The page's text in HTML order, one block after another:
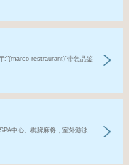
:"(marco restraurant)"带您品鉴
中心。棋牌麻将，室外游泳